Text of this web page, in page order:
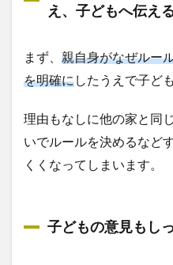
え、子どもへ伝え
まず、 親自身がなぜルー
を明確にしたうえで子ど
理由もなしに他の家と同
いでルールを決めるなど
くくなってしまいます。
子どもの意見もし